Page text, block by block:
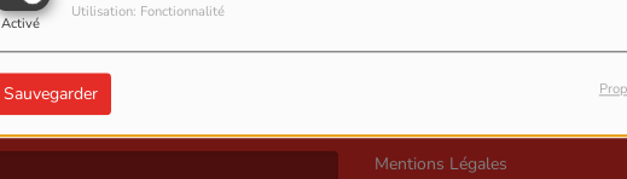
Activé
Utilisation: Fonctionnalité
Sauvegarder
Mentions Légales